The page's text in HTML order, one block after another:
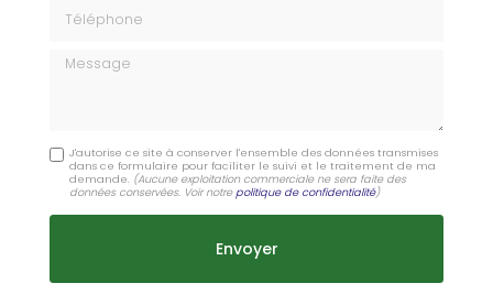
Message
J'autorise ce site à conserver l'ensemble des données transmises
dans ce formulaire pour faciliter le suivi et le traitement de ma
demande. (Aucune exploitation commerciale ne sera faite des
données conservées. Voir notrepolitique de confidentialité)